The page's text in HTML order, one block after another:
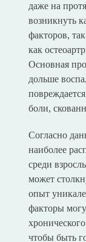
даже на
возникнуть
факторов,
как
Основная
дольше
боли,
Согласно
наиболее
среди
может
опыт
факторы
чтобы быть